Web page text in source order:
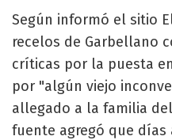
Según informó el sitio
recelos de Garbellano
críticas por la puesta
por "algún viejo
allegado a la familia
fuente agregó que días